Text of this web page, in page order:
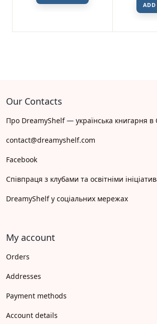
ADD
Our Contacts
Про DreamyShelf — українська книгарня
contact@dreamyshelf.com
Facebook
Співпраця з клубами та освітніми
DreamyShelf у соціальних мережах
My account
Orders
Addresses
Payment methods
Account details